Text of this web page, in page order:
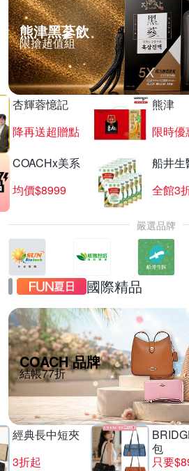
熊津黑蔘飲
限搶超值組
杏輝蓉憶記
降再送超贈點
熊津
限時優
COACHx美系
均價$8999
船井生
全館3
嚴選品牌
國際精品
COACH 品牌
結帳77折
經典長中短夾
3折起
包
只要